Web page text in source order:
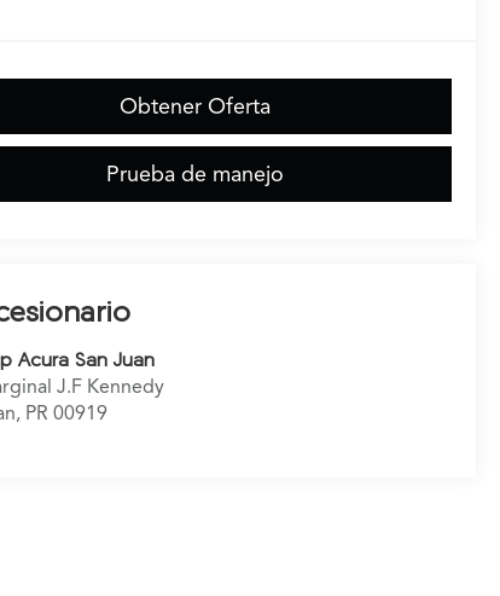
Obtener Oferta
Prueba de manejo
Acura San Juan
J.F Kennedy
, PR 00919